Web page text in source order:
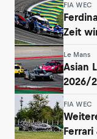
FIA WEC
Zeit
Le Mans
Asian
2026/
FIA WEC
Ferrari